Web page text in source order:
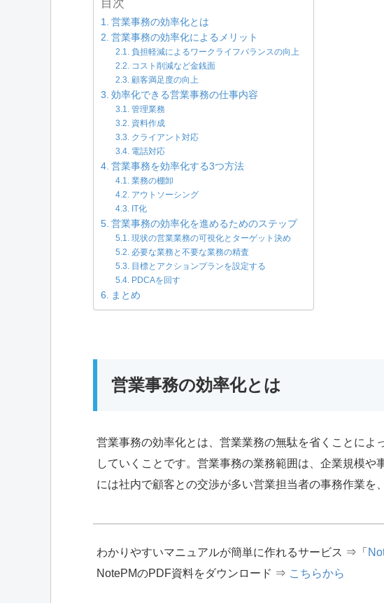
営業事務の効率化とは
営業事務の効率化によるメリット
負担軽減によるワークライフバランスの向上
コスト削減など金銭面
顧客満足度の向上
効率化できる営業事務の仕事内容
管理業務
資料作成
クライアント対応
電話対応
営業事務を効率化する3つ方法
業務の棚卸
アウトソーシング
IT化
営業事務の効率化を進めるためのステップ
現状の営業業務の可視化とターゲット決め
必要な業務と不要な業務の精査
目標とアクションプランを設定する
PDCAを回す
まとめ
営業事務の効率化とは
営業事務の効率化とは、営業業務の無駄を省くことによ
していくことです。営業事務の業務範囲は、企業規模や
には社内で顧客との交渉が多い営業担当者の事務作業を
わかりやすいマニュアルが簡単に作れるサービス ⇒「
NotePMのPDF資料をダウンロード ⇒ こちらから